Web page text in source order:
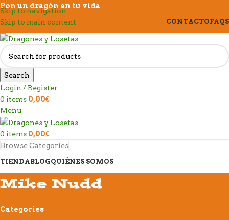
Skip to navigation
Skip to main content
Pon un dragón en tu vida
CONTACTOFAQS
Search
Login / Register
0 items 0,00€
Menu
0 items 0,00€
Browse Categories
TIENDABLOGQUIÉNES SOMOS
Mike Nudd
Categories